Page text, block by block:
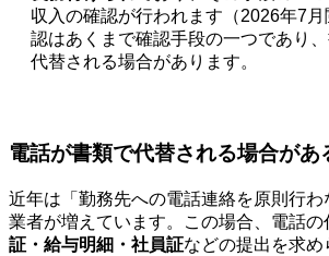
収入の確認が行われます（2026年7
認はあくまで確認手段の一つであり
代替される場合があります。
電話が書類で代替される場合があ
近年は「勤務先への電話連絡を原則行
業者が増えています。この場合、電話の
証・給与明細・社員証などの提出を求め